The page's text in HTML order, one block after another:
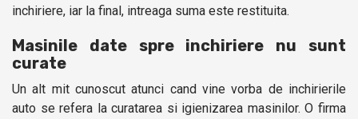
inchiriere, iar la final, intreaga suma este restituita.
Masinile date spre inchiriere nu sunt
curate
Un alt mit cunoscut atunci cand vine vorba de inchirierile
auto se refera la curatarea si igienizarea masinilor. O firma